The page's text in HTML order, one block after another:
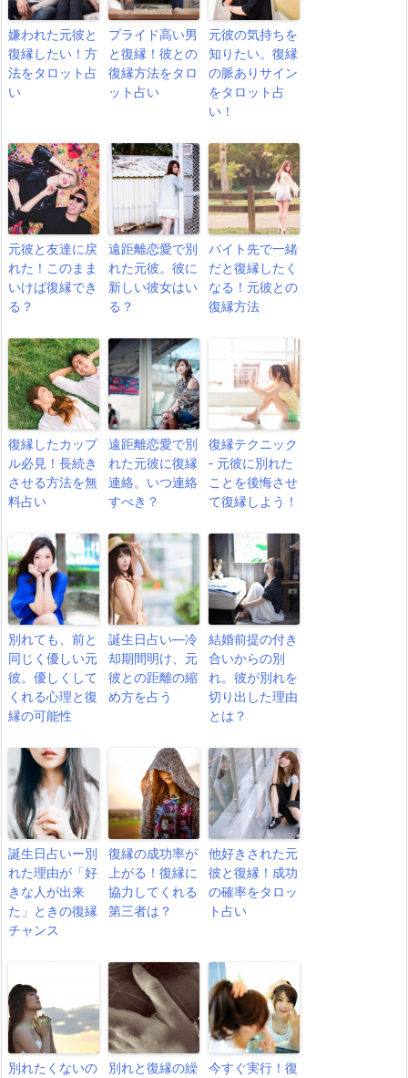
嫌われた元彼と
復縁したい！方
法をタロット占
い
プライド高い男
と復縁！彼との
復縁方法をタロ
ット占い
元彼の気持ちを
知りたい。復縁
の脈ありサイン
をタロット占
い！
元彼と友達に戻
れた！このまま
いけば復縁でき
る？
遠距離恋愛で別
れた元彼。彼に
新しい彼女はい
る？
バイト先で一緒
だと復縁したく
なる！元彼との
復縁方法
復縁したカップ
ル必見！長続き
させる方法を無
料占い
遠距離恋愛で別
れた元彼に復縁
連絡。いつ連絡
すべき？
復縁テクニック
‐ 元彼に別れた
ことを後悔させ
て復縁しよう！
別れても、前と
同じく優しい元
彼。優しくして
くれる心理と復
縁の可能性
誕生日占い―冷
却期間明け、元
彼との距離の縮
め方を占う
結婚前提の付き
合いからの別
れ。彼が別れを
切り出した理由
とは？
誕生日占いー別
れた理由が「好
きな人が出来
た」ときの復縁
チャンス
復縁の成功率が
上がる！復縁に
協力してくれる
第三者は？
他好きされた元
彼と復縁！成功
の確率をタロッ
ト占い
別れたくないの
別れと復縁の繰
今すぐ実行！復